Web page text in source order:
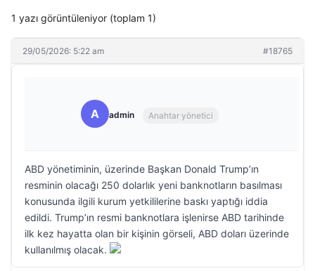
1 yazı görüntüleniyor (toplam 1)
29/05/2026: 5:22 am #18765
A admin Anahtar yönetici
ABD yönetiminin, üzerinde Başkan Donald Trump’ın
resminin olacağı 250 dolarlık yeni banknotların basılması
konusunda ilgili kurum yetkililerine baskı yaptığı iddia
edildi. Trump’ın resmi banknotlara işlenirse ABD tarihinde
ilk kez hayatta olan bir kişinin görseli, ABD doları üzerinde
kullanılmış olacak.